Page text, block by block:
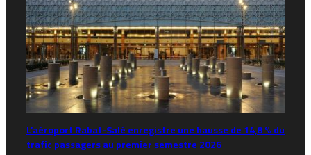
L’aéroport Rabat-Salé enregistre une hausse de 14,8 % du
trafic passagers au premier semestre 2026